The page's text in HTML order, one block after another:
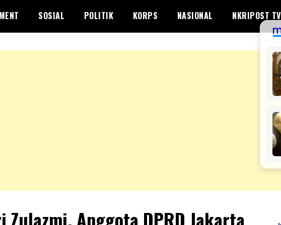
SOSIAL POLITIK KORPS NASIONAL NKRIPOST TV
Zulazmi, Anggota DPRD Jakarta